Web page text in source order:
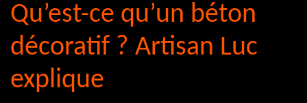
Qu’est-ce qu’un béton
décoratif ? Artisan Luc
explique